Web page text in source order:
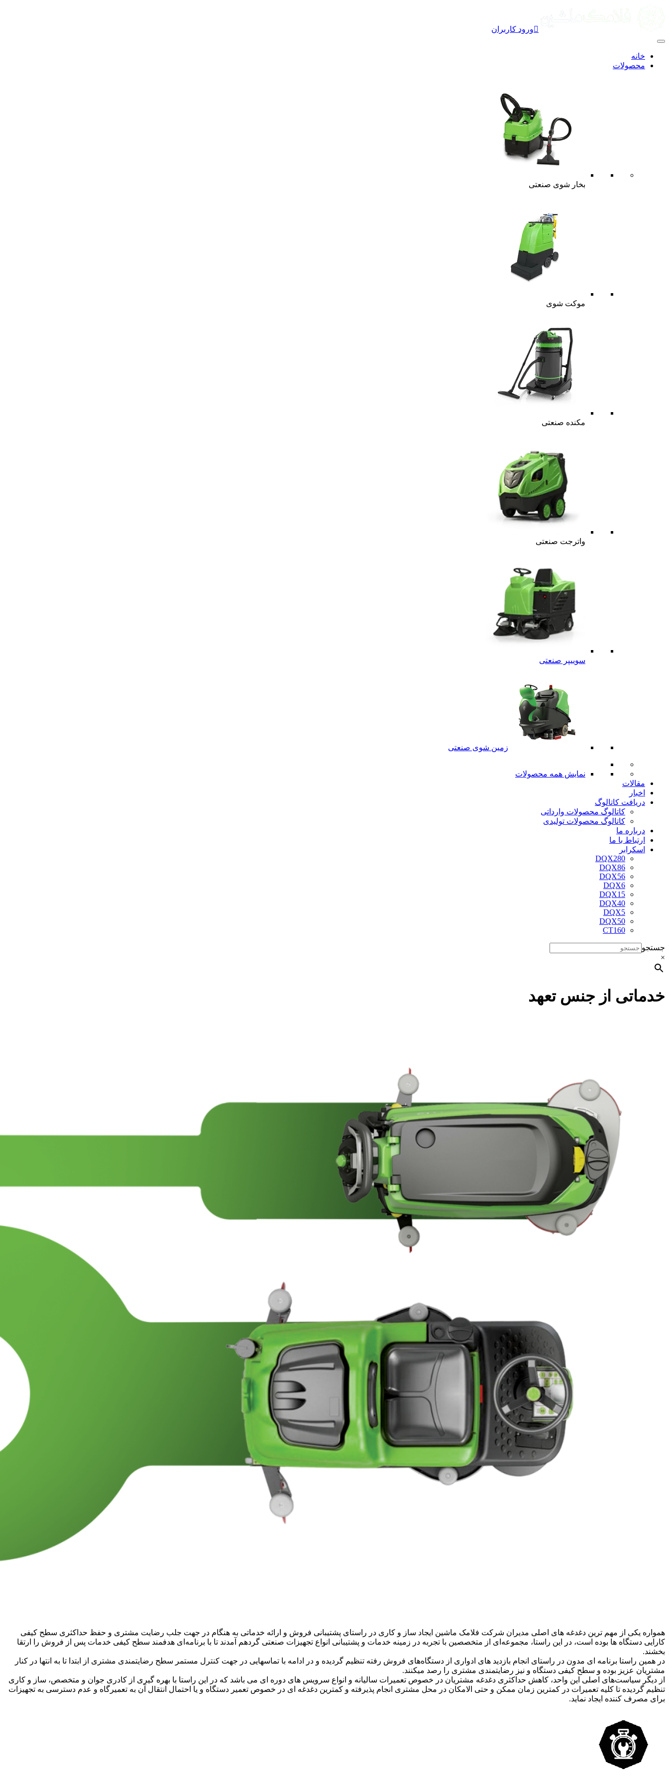
ورود کاربران
خانه
محصولات
بخار شوی صنعتی
موکت شوی
مکنده صنعتی
واترجت صنعتی
سوییپر صنعتی
زمین شوی صنعتی
نمایش همه محصولات
مقالات
اخبار
دریافت کاتالوگ
کاتالوگ محصولات وارداتی
کاتالوگ محصولات تولیدی
درباره ما
ارتباط با ما
اسکرابر
DQX280
DQX86
DQX56
DQX6
DQX15
DQX40
DQX5
DQX50
CT160
جستجو
×
خدماتی از جنس تعهد
همواره یکی از مهم ترین دغدغه های اصلی مدیران شرکت فلامک ماشین ایجاد ساز و کاری در راستای پشتیبانی فروش و ارائه خدماتی به هنگام در جهت جلب رضایت مشتری و حفظ حداکثری سطح کیفی
کارایی دستگاه ها بوده است، در این راستا، مجموعه‌ای از متخصصین با تجربه در زمینه خدمات و پشتیبانی انواع تجهیزات صنعتی گردهم آمدند تا با برنامه‌ای هدفمند سطح کیفی خدمات پس از فروش را ارتقا
بخشند.
در همین راستا برنامه ای مدون در راستای انجام بازدید های ادواری از دستگاه‌های فروش رفته تنظیم گردیده و در ادامه با تماسهایی در جهت کنترل مستمر سطح رضایتمندی مشتری از ابتدا تا به انتها در کنار
مشتریان عزیز بوده و سطح کیفی دستگاه و نیز رضایتمندی مشتری را رصد میکنند.
از دیگر سیاست‌های اصلی این واحد، کاهش حداکثری دغدغه مشتریان در خصوص تعمیرات سالیانه و انواع سرویس های دوره ای می باشد که در این راستا با بهره گیری از کادری جوان و متخصص، ساز و کاری
تنظیم گردیده تا کلیه تعمیرات در کمترین زمان ممکن و حتی الامکان در محل مشتری انجام پذیرفته و کمترین دغدغه ای در خصوص تعمیر دستگاه و یا احتمال انتقال آن به تعمیرگاه و عدم دسترسی به تجهیزات
برای مصرف کننده ایجاد نماید.